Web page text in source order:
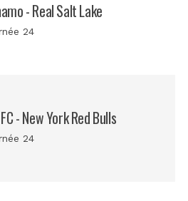
- Real Salt Lake
24
- New York Red Bulls
24